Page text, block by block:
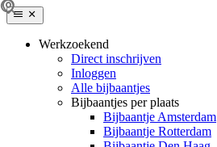
Werkzoekend
Direct inschrijven
Inloggen
Alle bijbaantjes
Bijbaantjes per plaats
Bijbaantje Amsterdam
Bijbaantje Rotterdam